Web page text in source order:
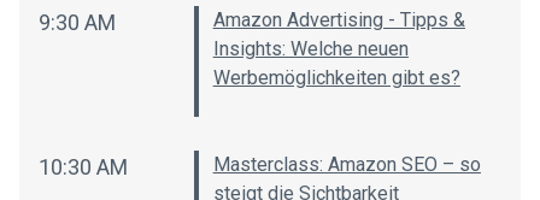
9:30 AM
Amazon Advertising - Tipps &
Insights: Welche neuen
Werbemöglichkeiten gibt es?
10:30 AM
Masterclass: Amazon SEO – so
steigt die Sichtbarkeit